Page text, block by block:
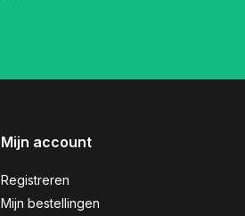
Mijn account
Registreren
Mijn bestellingen